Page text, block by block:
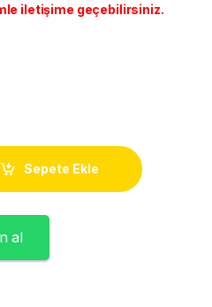
iletişime geçebilirsiniz.
(15K) quantity
Sepete Ekle
al